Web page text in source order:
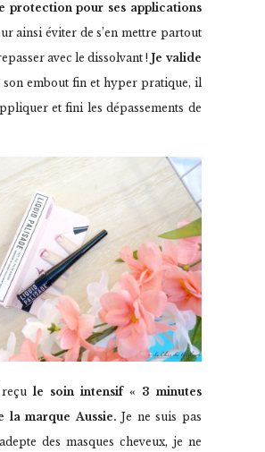
protection pour ses applications
ainsi éviter de s’en mettre partout
avec le dissolvant ! Je valide
son embout fin et hyper pratique, il
et fini les dépassements de
le soin intensif « 3 minutes
la marque Aussie. Je ne suis pas
des masques cheveux, je ne